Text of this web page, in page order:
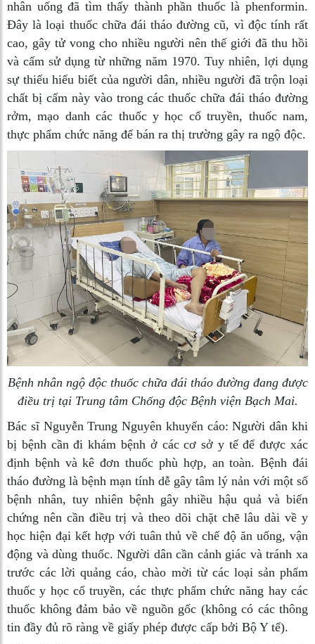
nhân uống đã tìm thấy thành phần thuốc là phenformin.
Đây là loại thuốc chữa đái tháo đường cũ, vì độc tính rất
cao, gây tử vong cho nhiều người nên thế giới đã thu hồi
và cấm sử dụng từ những năm 1970. Tuy nhiên, lợi dụng
sự thiếu hiểu biết của người dân, nhiều người đã trộn loại
chất bị cấm này vào trong các thuốc chữa đái tháo đường
rởm, mạo danh các thuốc y học cổ truyền, thuốc nam,
thực phẩm chức năng để bán ra thị trường gây ra ngộ độc.
Bệnh nhân ngộ độc thuốc chữa đái tháo đường đang được
điều trị tại Trung tâm Chống độc Bệnh viện Bạch Mai.
Bác sĩ Nguyễn Trung Nguyên khuyến cáo: Người dân khi
bị bệnh cần đi khám bệnh ở các cơ sở y tế để được xác
định bệnh và kê đơn thuốc phù hợp, an toàn. Bệnh đái
tháo đường là bệnh mạn tính dễ gây tâm lý nản với một số
bệnh nhân, tuy nhiên bệnh gây nhiều hậu quả và biến
chứng nên cần điều trị và theo dõi chặt chẽ lâu dài về y
học hiện đại kết hợp với tuân thủ về chế độ ăn uống, vận
động và dùng thuốc. Người dân cần cảnh giác và tránh xa
trước các lời quảng cáo, chào mời từ các loại sản phẩm
thuốc y học cổ truyền, các thực phẩm chức năng hay các
thuốc không đảm bảo về nguồn gốc (không có các thông
tin đầy đủ rõ ràng về giấy phép được cấp bởi Bộ Y tế).